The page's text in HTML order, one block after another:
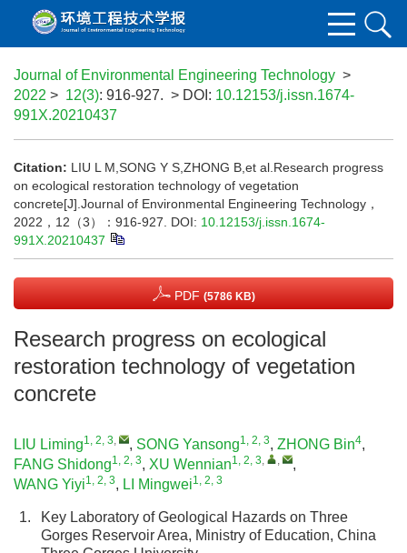
Journal of Environmental Engineering Technology >
2022 > 12(3): 916-927. > DOI: 10.12153/j.issn.1674-
991X.20210437
Citation: LIU L M,SONG Y S,ZHONG B,et al.Research progress
on ecological restoration technology of vegetation
concrete[J].Journal of Environmental Engineering Technology，
2022，12（3）：916-927.
DOI: 10.12153/j.issn.1674-
991X.20210437
PDF (5786 KB)
Research progress on ecological
restoration technology of vegetation
concrete
LIU Liming1, 2, 3, , SONG Yansong1, 2, 3, ZHONG Bin4,
FANG Shidong1, 2, 3, XU Wennian1, 2, 3, ,
,
WANG Yiyi1, 2, 3, LI Mingwei1, 2, 3
1.
Key Laboratory of Geological Hazards on Three
Gorges Reservoir Area, Ministry of Education, China